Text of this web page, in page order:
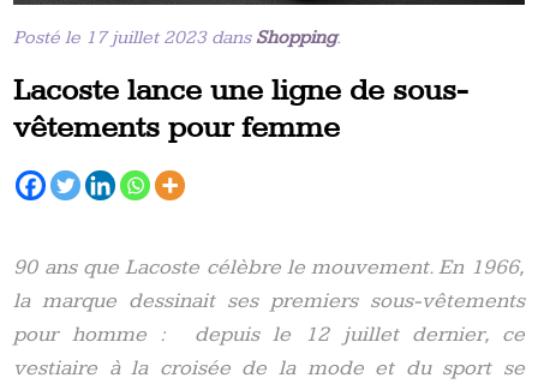
Posté le 17 juillet 2023 dansShopping.
Lacoste lance une ligne de sous-
vêtements pour femme
90 ans que Lacoste célèbre le mouvement. En 1966,
la marque dessinait ses premiers sous-vêtements
pour homme : depuis le 12 juillet dernier, ce
vestiaire à la croisée de la mode et du sport se